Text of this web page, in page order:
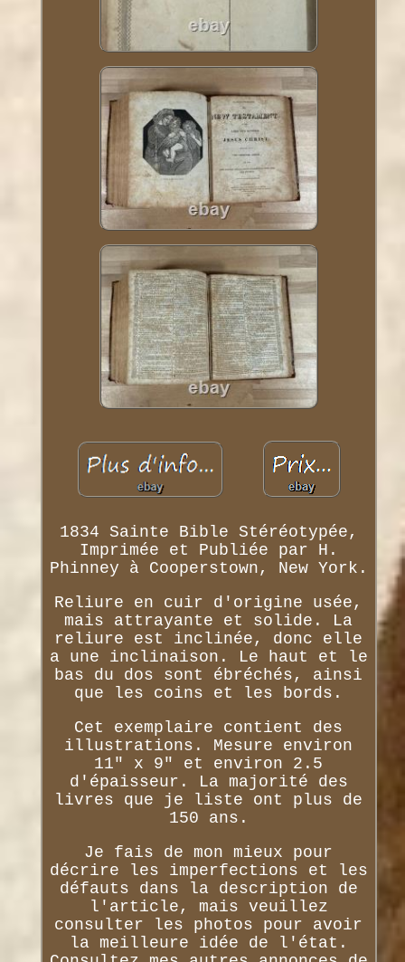
1834 Sainte Bible Stéréotypée,
Imprimée et Publiée par H.
Phinney à Cooperstown, New York.
Reliure en cuir d'origine usée,
mais attrayante et solide. La
reliure est inclinée, donc elle
a une inclinaison. Le haut et le
bas du dos sont ébréchés, ainsi
que les coins et les bords.
Cet exemplaire contient des
illustrations. Mesure environ
11" x 9" et environ 2.5
d'épaisseur. La majorité des
livres que je liste ont plus de
150 ans.
Je fais de mon mieux pour
décrire les imperfections et les
défauts dans la description de
l'article, mais veuillez
consulter les photos pour avoir
la meilleure idée de l'état.